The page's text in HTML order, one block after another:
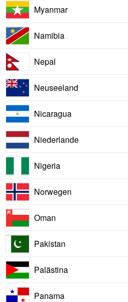
Myanmar
Namibia
Nepal
Neuseeland
Nicaragua
Niederlande
Nigeria
Norwegen
Oman
Pakistan
Palästina
Panama